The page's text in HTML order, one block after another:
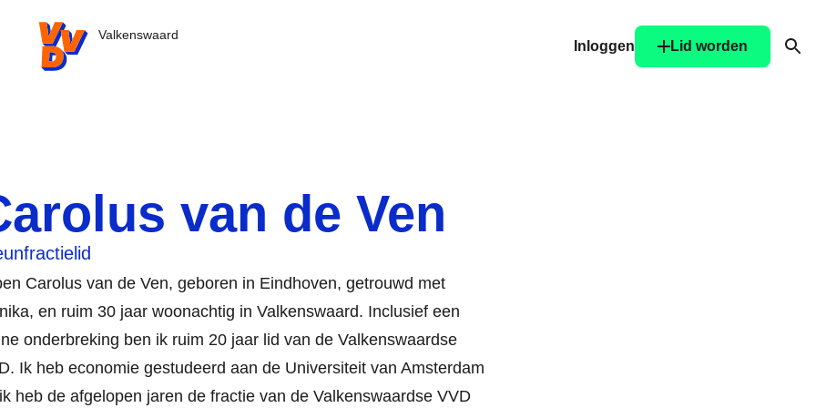
VVD.nl - Ga naar de homepage
Valkenswaard
Inloggen
Lid worden
van de Ven
Carolus van de Ven, geboren in Eindhoven, getrouwd met
en ruim 30 jaar woonachtig in Valkenswaard. Inclusief een
onderbreking ben ik ruim 20 jaar lid van de Valkenswaardse
Ik heb economie gestudeerd aan de Universiteit van Amsterdam
heb de afgelopen jaren de fractie van de Valkenswaardse VVD